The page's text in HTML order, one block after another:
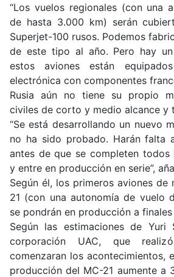
“Los vuelos regionales (con una
de hasta 3.000 km) serán
Superjet-100 rusos. Podemos
de este tipo al año. Pero hay
estos aviones están
electrónica con componentes
Rusia aún no tiene su propio
civiles de corto y medio alcance y
“Se está desarrollando un nuevo
no ha sido probado. Harán falta
antes de que se completen todos
y entre en producción en serie”,
Según él, los primeros aviones de
21 (con una autonomía de vuelo
se pondrán en producción a
Según las estimaciones de Yuri
corporación UAC, que
comenzaran los acontecimientos,
producción del MC-21 aumente a